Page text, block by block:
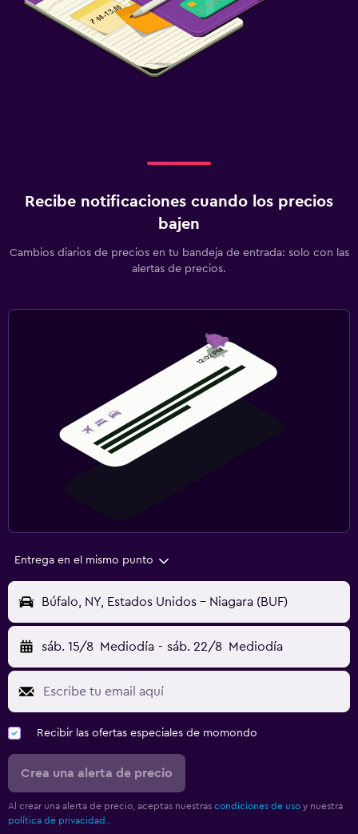
Recibe notificaciones cuando los precios
bajen
Cambios diarios de precios en tu bandeja de entrada: solo con las
alertas de precios.
Entrega en el mismo punto
Búfalo, NY, Estados Unidos - Niagara (BUF)
sáb. 15/8 Mediodía - sáb. 22/8 Mediodía
Recibir las ofertas especiales de momondo
Crea una alerta de precio
Al crear una alerta de precio, aceptas nuestras condiciones de uso y nuestra
política de privacidad..